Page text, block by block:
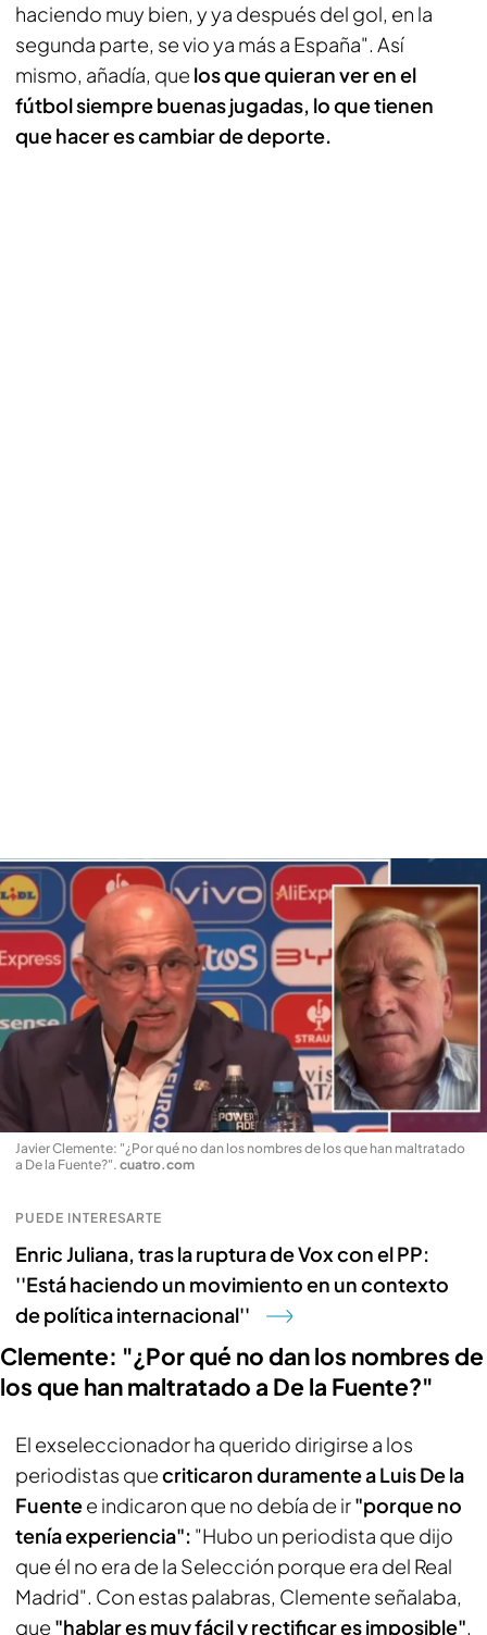
haciendo muy bien, y ya después del gol, en la
segunda parte, se vio ya más a España". Así
mismo, añadía, que los que quieran ver en el
fútbol siempre buenas jugadas, lo que tienen
que hacer es cambiar de deporte.
Javier Clemente: "¿Por qué no dan los nombres de los que han maltratado
a De la Fuente?". cuatro.com
PUEDE INTERESARTE
Enric Juliana, tras la ruptura de Vox con el PP:
''Está haciendo un movimiento en un contexto
de política internacional''
Clemente: "¿Por qué no dan los nombres de
los que han maltratado a De la Fuente?"
El exseleccionador ha querido dirigirse a los
periodistas quecriticaron duramente a Luis De la
Fuentee indicaron que no debía de ir"porque no
tenía experiencia": "Hubo un periodista que dijo
que él no era de la Selección porque era del Real
Madrid". Con estas palabras, Clemente señalaba,
que "hablar es muy fácil y rectificar es imposible",